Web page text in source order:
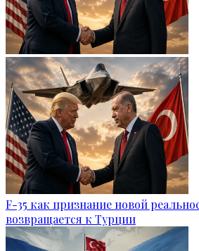
F-35 как признание новой
возвращается к Турции